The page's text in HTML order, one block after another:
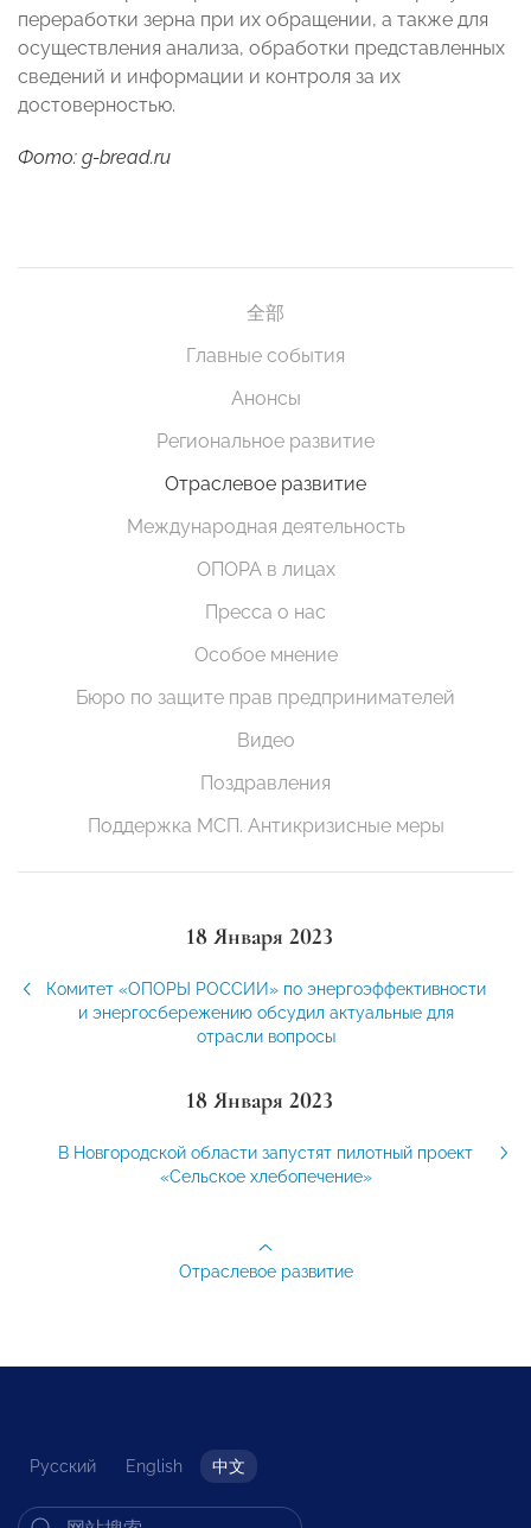
переработки зерна при их обращении, а также для
осуществления анализа, обработки представленных
сведений и информации и контроля за их
достоверностью.
Фото: g-bread.ru
全部
Главные события
Анонсы
Региональное развитие
Отраслевое развитие
Международная деятельность
ОПОРА в лицах
Пресса о нас
Особое мнение
Бюро по защите прав предпринимателей
Видео
Поздравления
Поддержка МСП. Антикризисные меры
18 Января 2023
Комитет «ОПОРЫ РОССИИ» по энергоэффективности
и энергосбережению обсудил актуальные для
отрасли вопросы
18 Января 2023
В Новгородской области запустят пилотный проект
«Сельское хлебопечение»
Отраслевое развитие
Русский English 中文